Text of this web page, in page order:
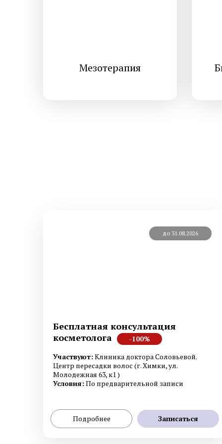
Мезотерапия
до 31.08.2026
Бесплатная консультация
косметолога
-100%
Участвуют: Клиника доктора Соловьевой.
Центр пересадки волос (г. Химки, ул.
Молодежная 63, к1 )
Условия: По предварительной записи
Подробнее Записаться